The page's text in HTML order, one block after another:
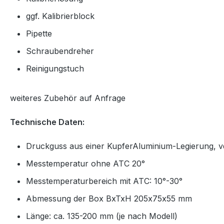
ggf. Kalibrierblock
Pipette
Schraubendreher
Reinigungstuch
weiteres Zubehör auf Anfrage
Technische Daten:
Druckguss aus einer KupferAluminium-Legierung,
Messtemperatur ohne ATC 20°
Messtemperaturbereich mit ATC: 10°-30°
Abmessung der Box BxTxH 205x75x55 mm
Länge: ca. 135-200 mm (je nach Modell)